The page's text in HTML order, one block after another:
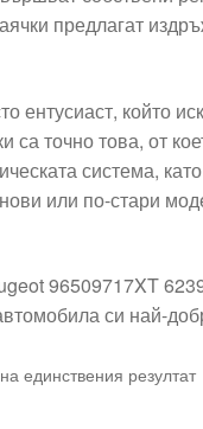
предлагат
ентусиаст, който
точно това, от
система,
или по-стари
96509717XT
си най-
единствения резултат